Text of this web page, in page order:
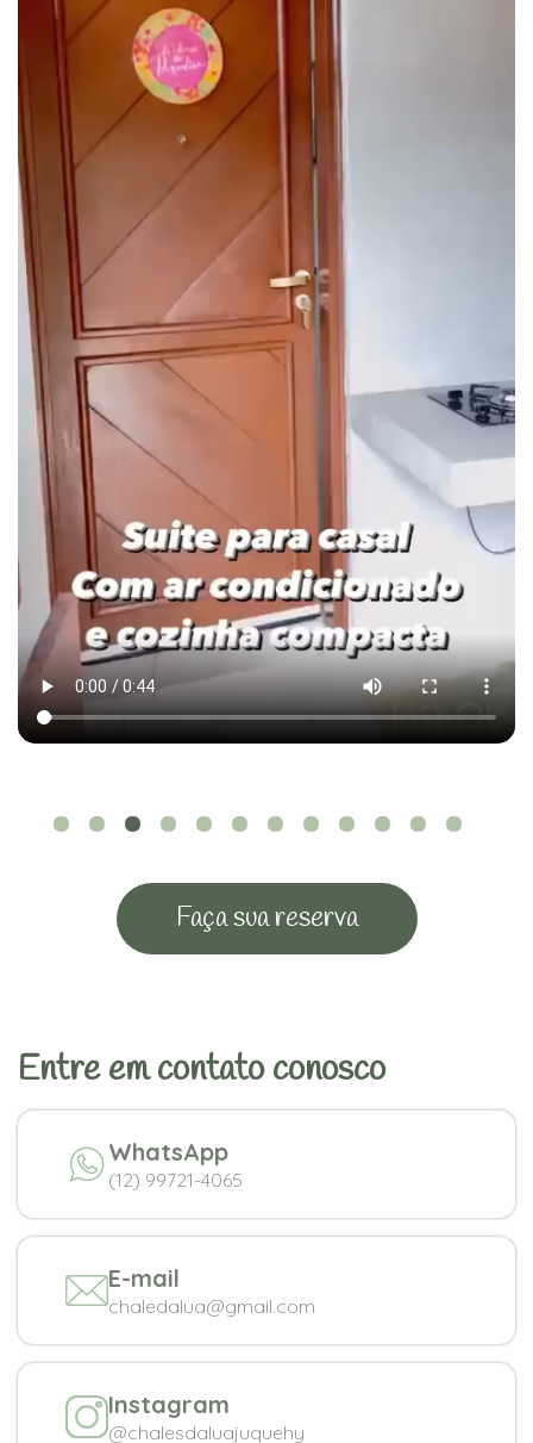
Faça sua reserva
Entre em contato conosco
WhatsApp
(12) 99721-4065
E-mail
chaledalua@gmail.com
Instagram
@chalesdaluajuquehy